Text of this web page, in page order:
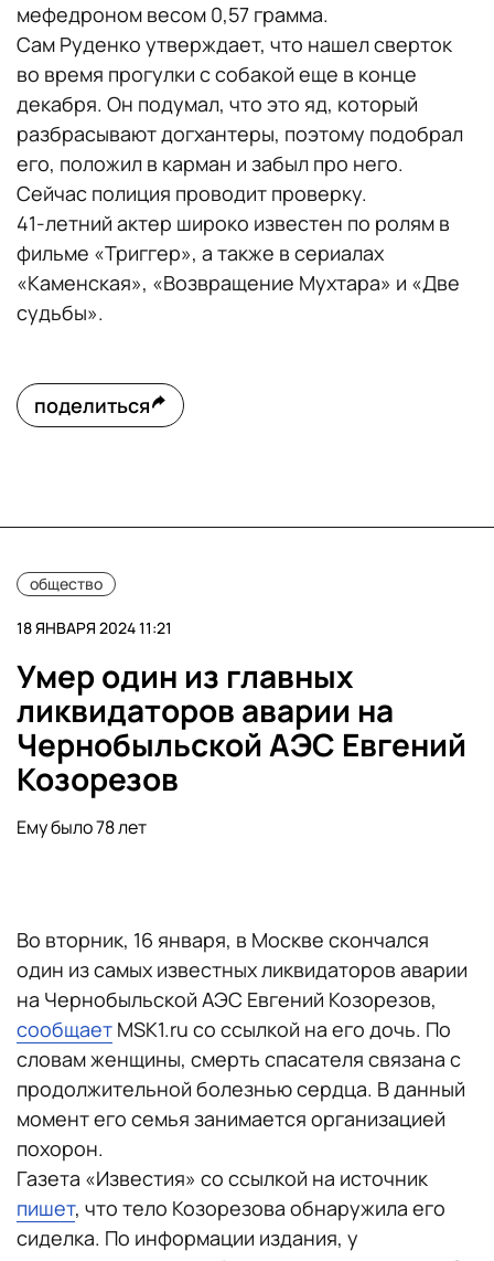
мефедроном весом 0,57 грамма.
Сам Руденко утверждает, что нашел сверток
во время прогулки с собакой еще в конце
декабря. Он подумал, что это яд, который
разбрасывают догхантеры, поэтому подобрал
его, положил в карман и забыл про него.
Сейчас полиция проводит проверку.
41-летний актер широко известен по ролям в
фильме «Триггер», а также в сериалах
«Каменская», «Возвращение Мухтара» и «Две
судьбы».
поделиться
общество
18 ЯНВАРЯ 2024 11:21
Умер один из главных
ликвидаторов аварии на
Чернобыльской АЭС Евгений
Козорезов
Ему было 78 лет
Во вторник, 16 января, в Москве скончался
один из самых известных ликвидаторов аварии
на Чернобыльской АЭС Евгений Козорезов,
сообщает MSK1.ru со ссылкой на его дочь. По
словам женщины, смерть спасателя связана с
продолжительной болезнью сердца. В данный
момент его семья занимается организацией
похорон.
Газета «Известия» со ссылкой на источник
пишет, что тело Козорезова обнаружила его
сиделка. По информации издания, у